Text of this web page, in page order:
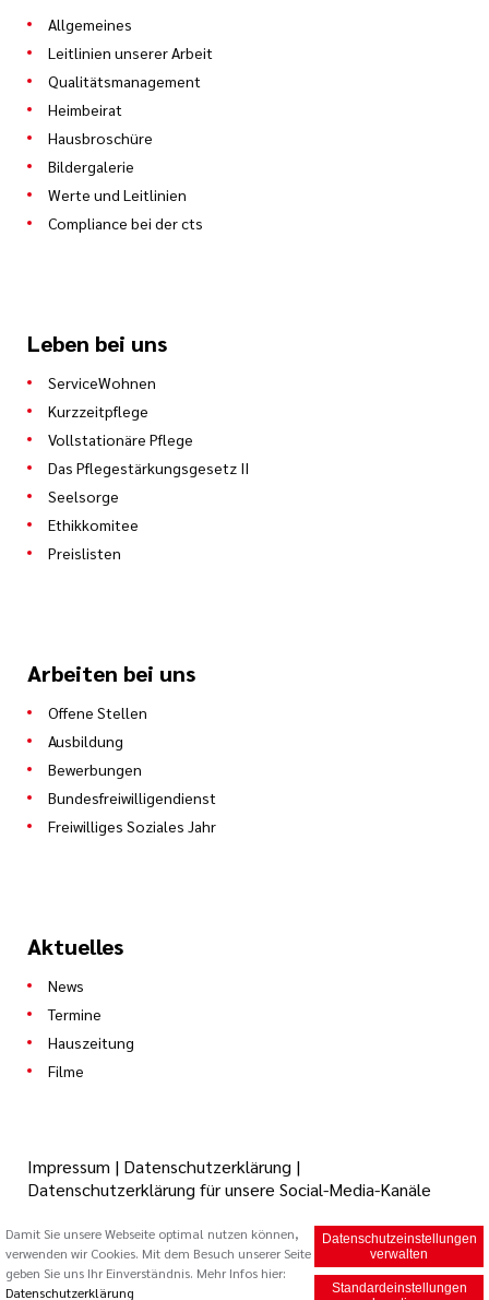
Allgemeines
Leitlinien unserer Arbeit
Qualitätsmanagement
Heimbeirat
Hausbroschüre
Bildergalerie
Werte und Leitlinien
Compliance bei der cts
Leben bei uns
ServiceWohnen
Kurzzeitpflege
Vollstationäre Pflege
Das Pflegestärkungsgesetz II
Seelsorge
Ethikkomitee
Preislisten
Arbeiten bei uns
Offene Stellen
Ausbildung
Bewerbungen
Bundesfreiwilligendienst
Freiwilliges Soziales Jahr
Aktuelles
News
Termine
Hauszeitung
Filme
© 2026 Caritas Trägergesellschaft Saarbrücken mbH (cts)
Impressum | Datenschutzerklärung |
Datenschutzerklärung für unsere Social-Media-Kanäle
Datenschutzeinstellungen
verwalten
Standardeinstellungen
Damit Sie unsere Webseite optimal nutzen können,
verwenden wir Cookies. Mit dem Besuch unserer Seite
geben Sie uns Ihr Einverständnis. Mehr Infos hier:
Datenschutzerklärung